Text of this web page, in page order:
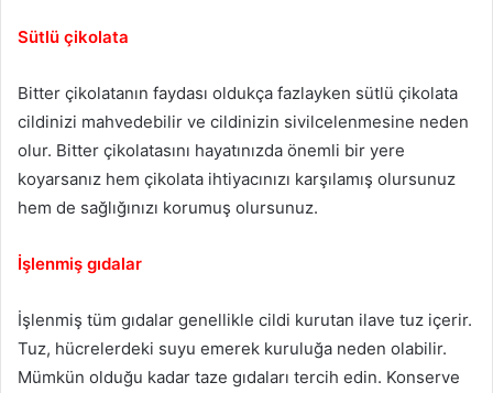
Sütlü çikolata
Bitter çikolatanın faydası oldukça fazlayken sütlü çikolata
cildinizi mahvedebilir ve cildinizin sivilcelenmesine neden
olur. Bitter çikolatasını hayatınızda önemli bir yere
koyarsanız hem çikolata ihtiyacınızı karşılamış olursunuz
hem de sağlığınızı korumuş olursunuz.
İşlenmiş gıdalar
İşlenmiş tüm gıdalar genellikle cildi kurutan ilave tuz içerir.
Tuz, hücrelerdeki suyu emerek kuruluğa neden olabilir.
Mümkün olduğu kadar taze gıdaları tercih edin. Konserve